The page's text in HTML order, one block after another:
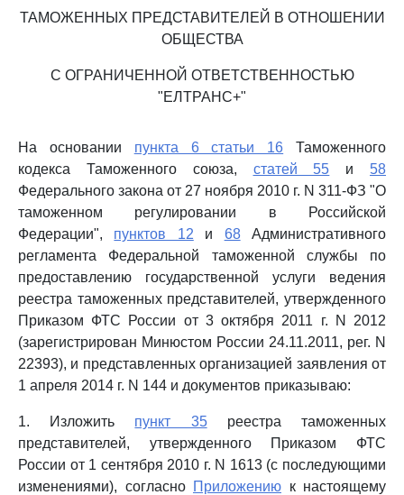
ТАМОЖЕННЫХ ПРЕДСТАВИТЕЛЕЙ В ОТНОШЕНИИ
ОБЩЕСТВА
С ОГРАНИЧЕННОЙ ОТВЕТСТВЕННОСТЬЮ
"ЕЛТРАНС+"
На основании пункта 6 статьи 16 Таможенного
кодекса Таможенного союза, статей 55 и 58
Федерального закона от 27 ноября 2010 г. N 311-ФЗ "О
таможенном регулировании в Российской
Федерации", пунктов 12 и 68Административного
регламента Федеральной таможенной службы по
предоставлению государственной услуги ведения
реестра таможенных представителей, утвержденного
Приказом ФТС России от 3 октября 2011 г. N 2012
(зарегистрирован Минюстом России 24.11.2011, рег. N
22393), и представленных организацией заявления от
1 апреля 2014 г. N 144 и документов приказываю:
1. Изложить пункт 35реестра таможенных
представителей, утвержденного Приказом ФТС
России от 1 сентября 2010 г. N 1613 (с последующими
изменениями), согласно Приложению к настоящему